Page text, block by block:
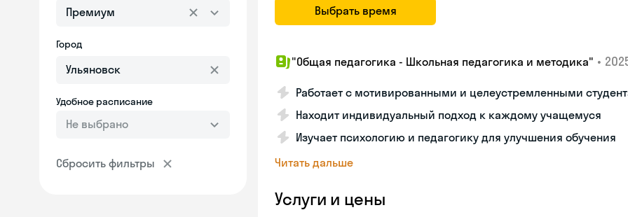
Премиум
Город
Удобное расписание
Не выбрано
Сбросить фильтры
Выбрать время
"Общая педагогика - Школьная педагогика и методика" •
Работает с мотивированными и целеустремленными
Находит индивидуальный подход к каждому учащемуся
Изучает психологию и педагогику для улучшения обучения
Читать дальше
Услуги и цены